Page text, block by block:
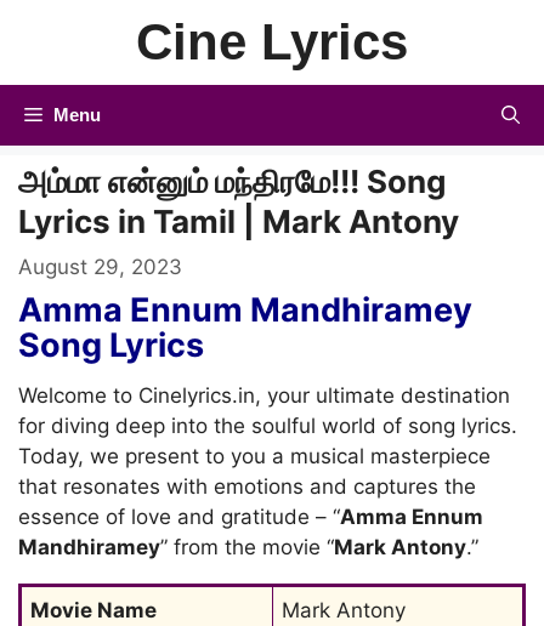
Cine Lyrics
Menu
அம்மா என்னும் மந்திரமே!!! Song
Lyrics in Tamil | Mark Antony
August 29, 2023
Amma Ennum Mandhiramey
Song Lyrics
Welcome to Cinelyrics.in, your ultimate destination
for diving deep into the soulful world of song lyrics.
Today, we present to you a musical masterpiece
that resonates with emotions and captures the
essence of love and gratitude – “Amma Ennum
Mandhiramey” from the movie “Mark Antony.”
Movie Name Mark Antony